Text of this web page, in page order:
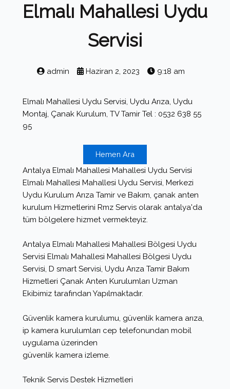
Elmalı Mahallesi Uydu
Servisi
admin Haziran 2, 2023 9:18 am
Elmalı Mahallesi Uydu Servisi, Uydu Arıza, Uydu
Montaj, Çanak Kurulum, TV Tamir Tel : 0532 638 55
95
Hemen Ara
Antalya Elmalı Mahallesi Mahallesi Uydu Servisi
Elmalı Mahallesi Mahallesi Uydu Servisi, Merkezi
Uydu Kurulum Arıza Tamir ve Bakım, çanak anten
kurulum Hizmetlerini Rmz Servis olarak antalya'da
tüm bölgelere hizmet vermekteyiz.
Antalya Elmalı Mahallesi Mahallesi Bölgesi Uydu
Servisi Elmalı Mahallesi Mahallesi Bölgesi Uydu
Servisi, D smart Servisi, Uydu Arıza Tamir Bakım
Hizmetleri Çanak Anten Kurulumları Uzman
Ekibimiz tarafından Yapılmaktadır.
Güvenlik kamera kurulumu, güvenlik kamera arıza,
ip kamera kurulumları cep telefonundan mobil
uygulama üzerinden
güvenlik kamera izleme.
Teknik Servis Destek Hizmetleri